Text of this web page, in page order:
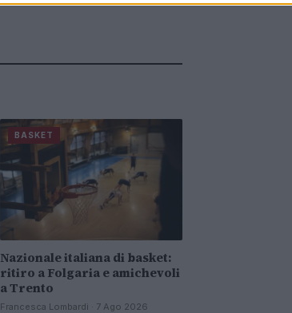
BASKET
Nazionale italiana di basket:
ritiro a Folgaria e amichevoli
a Trento
Francesca Lombardi · 7 Ago 2026